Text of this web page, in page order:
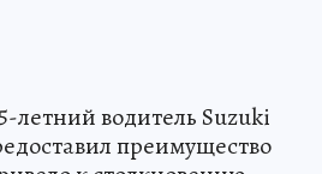
летний водитель Suzuki
преимущество